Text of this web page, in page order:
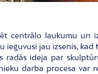
centrālo laukumu un
ieguvusi jau izsenis,
radās ideja par
darba procesa var